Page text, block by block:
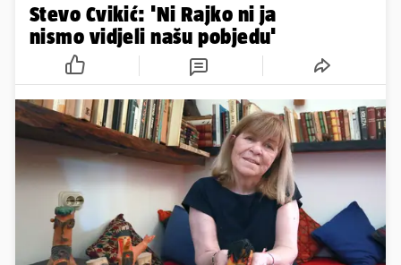
Stevo Cvikić: 'Ni Rajko ni ja
nismo vidjeli našu pobjedu'